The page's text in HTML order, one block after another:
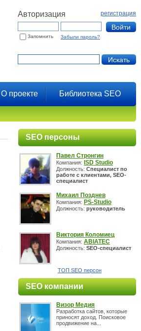
Авторизация регистрация
Запомнить Забыли пароль?
О проекте Библиотека SEO
SEO персоны
Павел Стронгин
Компания: ISD Studio
Должность: Специалист по
работе с клиентами, SEO-
специалист
Михаил Позднев
Компания: PS-Studio
Должность: руководитель
Виктория Коломиец
Компания: ABIATEC
Должность: SEO-специалист
ТОП SEO персон
SEO компании
Визор Медия
Разработка сайтов, которые
приносят доход. Поисковое
продвижение на...